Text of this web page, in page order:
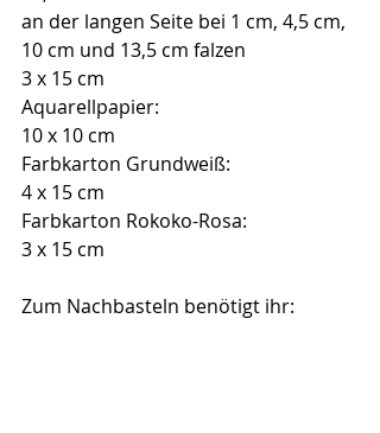
an der langen Seite bei 1 cm, 4,5 cm,
10 cm und 13,5 cm falzen
3 x 15 cm
Aquarellpapier:
10 x 10 cm
Farbkarton Grundweiß:
4 x 15 cm
Farbkarton Rokoko-Rosa:
3 x 15 cm
Zum Nachbasteln benötigt ihr: